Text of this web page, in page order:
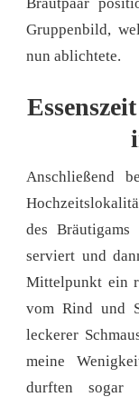
Gruppenbild,
nun ablichtete.
Anschließend
des
serviert und
Mittelpunkt ein
vom Rind und
leckerer
meine
durften sogar